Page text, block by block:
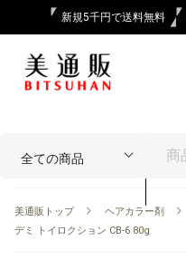
新規5千円で送料無料
美通販トップ ヘアカラー剤
デミ トイロクション CB-6 80g